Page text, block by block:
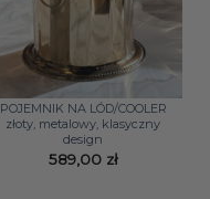
POJEMNIK NA LÓD/COOLER
złoty, metalowy, klasyczny
design
589,00 zł